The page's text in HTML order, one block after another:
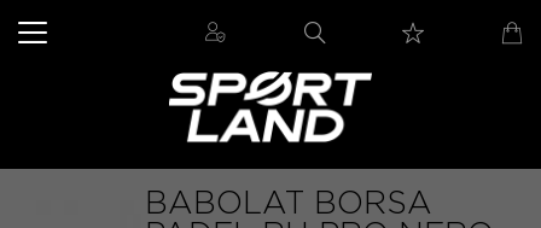
BABOLAT BORSA